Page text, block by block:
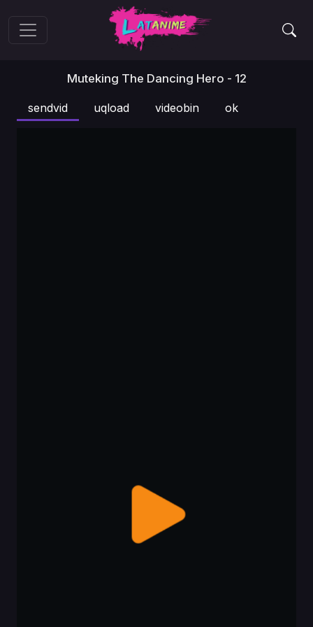
Muteking The Dancing Hero - 12
sendvid uqload videobin ok